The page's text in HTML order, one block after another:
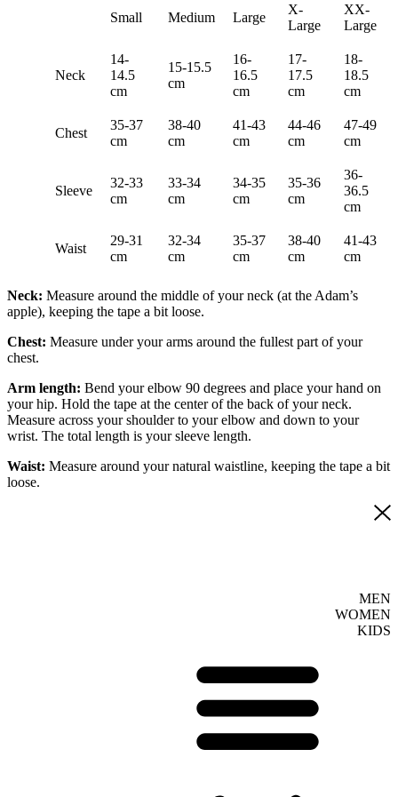
Small Medium Large
X-
Large
XX-
Large
Neck
14-
14.5
cm
15-15.5
cm
16-
16.5
cm
17-
17.5
cm
18-
18.5
cm
Chest
35-37
cm
38-40
cm
41-43
cm
44-46
cm
47-49
cm
Sleeve
32-33
cm
33-34
cm
34-35
cm
35-36
cm
36-
36.5
cm
Waist
29-31
cm
32-34
cm
35-37
cm
38-40
cm
41-43
cm
Neck: Measure around the middle of your neck (at the Adam’s
apple), keeping the tape a bit loose.
Chest: Measure under your arms around the fullest part of your
chest.
Arm length: Bend your elbow 90 degrees and place your hand on
your hip. Hold the tape at the center of the back of your neck.
Measure across your shoulder to your elbow and down to your
wrist. The total length is your sleeve length.
Waist: Measure around your natural waistline, keeping the tape a bit
loose.
MEN
WOMEN
KIDS